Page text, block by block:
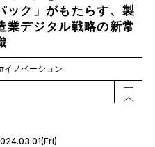
ック」がもたらす、製
業デジタル戦略の新常
#イノベーション